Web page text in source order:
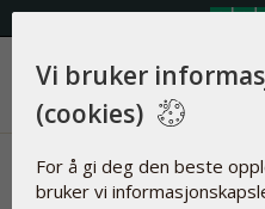
Nyheter |
Vi bruker
(cookies)
For å gi deg den beste
bruker vi